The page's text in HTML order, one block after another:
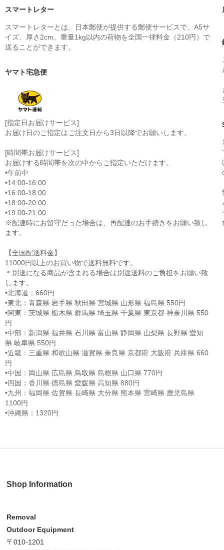
スマートレター
スマートレターとは、日本郵便が提供する郵便サービスで、A5サ
イズ、厚さ2cm、重量1kg以内の荷物を全国一律料金（210円）で
送ることができます。
ヤマト宅急便
[指定日お届けサービス]
お届け日のご指定はご注文日から3日以降でお願いします。
[時間帯お届けサービス]
お届けする時間帯を次の中からご指定いただけます。
•午前中
•14:00-16:00
•16:00-18:00
•18:00-20:00
•19:00-21:00
※配達時にお留守だった場合は、再配達のお手続きをお願い致し
ます。
【全国配送料金】
11000円以上のお買い物で送料無料です。
＊別送になる商品が含まれる場合は別途送料のご負担をお願い致
します。
•北海道：660円
•東北：青森県 岩手県 秋田県 宮城県 山形県 福島県 550円
•関東：茨城県 栃木県 群馬県 埼玉県 千葉県 東京都 神奈川県 550
円
•中部：新潟県 福井県 石川県 富山県 静岡県 山梨県 長野県 愛知
県 岐阜県 550円
•近畿：三重県 和歌山県 滋賀県 奈良県 京都府 大阪府 兵庫県 660
円
•中国：岡山県 広島県 鳥取県 島根県 山口県 770円
•四国：香川県 徳島県 愛媛県 高知県 880円
•九州：福岡県 佐賀県 長崎県 大分県 熊本県 宮崎県 鹿児島県
1100円
•沖縄県：1320円
Shop Information
Removal
Outdoor Equipment
〒010-1201